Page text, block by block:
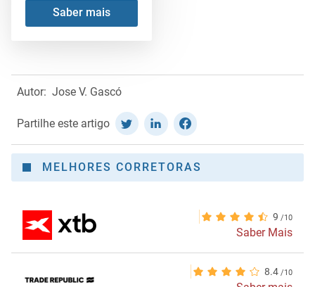
Saber mais
Autor: Jose V. Gascó
Partilhe este artigo
MELHORES CORRETORAS
9
Saber Mais
8.4